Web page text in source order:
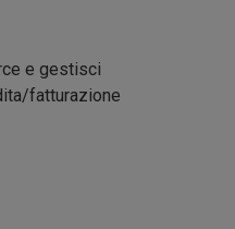
e gestisci
fatturazione